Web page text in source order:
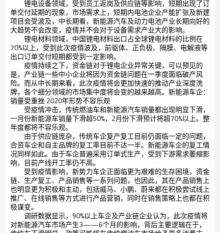
锂电设备领域，受到员工返岗及供应链等影响，短期出现了订
单交付延期的现象，市场需求上，短期内电池企业产能扩张及新建
项目会受波及，中长期看，新能源汽车及动力电池产业长期向好的
大趋势不会改变，疫情并不会对于设备需求产业大的影响。
锂电材料领域，中国锂电材料出口占全球锂电材料的比例在
70%以上，受到此次疫情波及，前驱体、正负极、隔膜、电解液等
出口订单交付短期都受到一定影响。
疫情持续之下，资金链对于锂电企业异常关键，可以预见的
是，产业链一些中小企业将因为资金链问题在一季度面临破产风
险。而从中长期来看，此次疫情将会更加快速的推动产业深度洗
牌，各个细分领域的市场集中度将会变的越来越高。新能源车企：
销量受重挫 2020年形势不容乐观
受疫情冲击，传统燃油车和新能源汽车销量都出现明显下滑，
一月份新能源车销量下滑超50%，2月份下滑预计将超70%以上。整
年度都将不容乐观。
由于供应链庞杂，传统车企复产复工目前仍面临一定的问题，
合资车企和自主品牌的复工率目前不达一半。新能源车企的复工情
况同样如此。由于车企普遍采用订单式生产，受到下游需求萎缩影
响，目前产线开工率仍不高。
受到疫情影响，新势力车企正面临更为艰难的生存困境，资金
链、生产复工、产品销售等一系列问题，也因此，其在产品销售上
也明显更为积极和主动，包括威马、小鹏、蔚来都在积极尝试线上
推广、在线销售等方式进行产品营销，同时在销售策略上也都在积
极谋变。
调研数据显示，90%以上车企及产业链企业认为，此次疫情将
对新能源汽车市场产生3——6个月的影响，背后主要逻辑在于，